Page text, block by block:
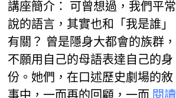
講座簡介： 可曾想過，我們平常
說的語言，其實也和「我是誰」
有關？ 曾是隱身大都會的族群，
不願用自己的母語表達自己的身
份。她們，在口述歷史劇場的敘
事中，一而再的回顧，一而 閱讀